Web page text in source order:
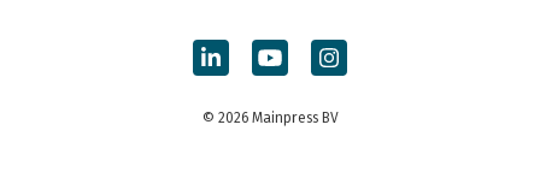
© 2026 Mainpress BV